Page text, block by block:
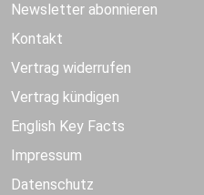
Newsletter abonnieren
Kontakt
Vertrag widerrufen
Vertrag kündigen
English Key Facts
Impressum
Datenschutz